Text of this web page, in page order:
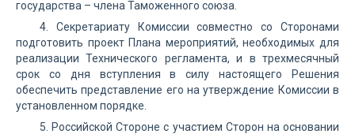
государства – члена Таможенного союза.
4. Секретариату Комиссии совместно со Сторонами
подготовить проект Плана мероприятий, необходимых для
реализации Технического регламента, и в трехмесячный
срок со дня вступления в силу настоящего Решения
обеспечить представление его на утверждение Комиссии в
установленном порядке.
5. Российской Стороне с участием Сторон на основании